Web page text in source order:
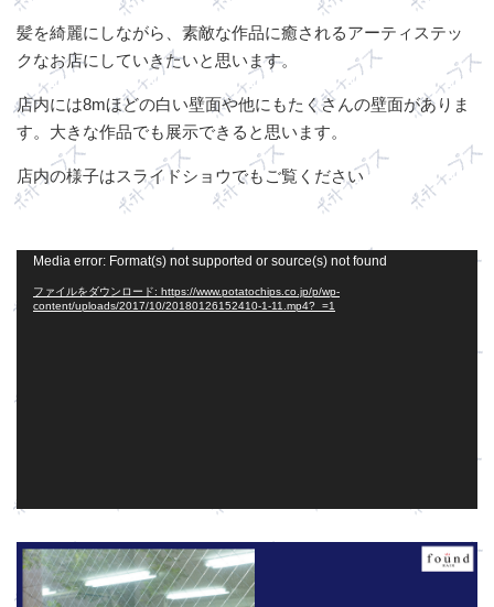
髪を綺麗にしながら、素敵な作品に癒されるアーティステッ
クなお店にしていきたいと思います。
店内には8mほどの白い壁面や他にもたくさんの壁面がありま
す。大きな作品でも展示できると思います。
店内の様子はスライドショウでもご覧ください
Media error: Format(s) not supported or source(s) not found
ファイルをダウンロード: https://www.potatochips.co.jp/p/wp-
content/uploads/2017/10/20180126152410-1-11.mp4?_=1